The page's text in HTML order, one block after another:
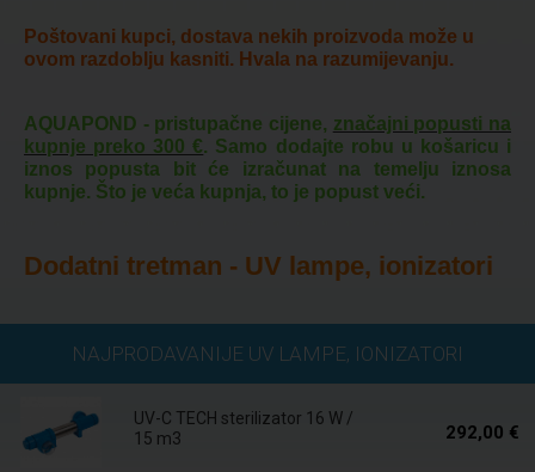
Poštovani kupci, dostava nekih proizvoda može u
ovom razdoblju kasniti. Hvala na razumijevanju.
AQUAPOND - pristupačne cijene, značajni popusti na
kupnje preko 300 €. Samo dodajte robu u košaricu i
iznos popusta bit će izračunat na temelju iznosa
kupnje. Što je veća kupnja, to je popust veći.
Dodatni tretman - UV lampe, ionizatori
NAJPRODAVANIJE UV LAMPE, IONIZATORI
UV-C TECH sterilizator 16 W /
15 m3
292,00 €
Isporuka u roku
24 sata